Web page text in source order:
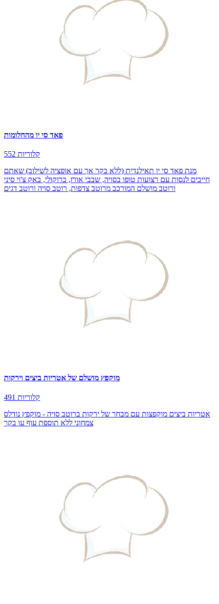
פאד סי יו מהחלומות
552 קלוריות
מנת פאד סי יו תאילנדית (ללא בקר אך עם אופציה לשילוב) שאתם
חייבים לנסות עם רצועות טופו בסויה, שבבי אורז, ברוקולי, באק צ'וי סיני
ורוטב מושלם המורכב מרוטב צדפות, רוטב סויה ורוטב דגים
מוקפץ מושלם של אטריות ביצים וירקות
491 קלוריות
אטריות ביצים מוקפצות עם מבחר של ירקות ברוטב סויה - מוקפץ נודלס
צמחוני ללא תוספת עוף עו בקר